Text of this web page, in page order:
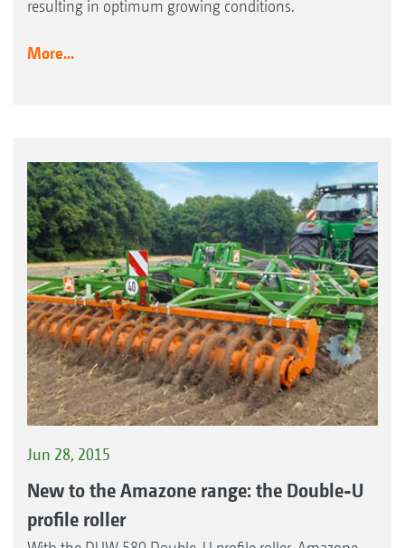
resulting in optimum growing conditions.
More...
Jun 28, 2015
New to the Amazone range: the Double-U
profile roller